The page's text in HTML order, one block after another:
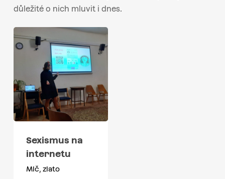
důležité o nich mluvit i dnes.
Sexismus na
internetu
Mlč, zlato